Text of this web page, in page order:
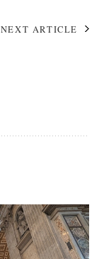
NEXT ARTICLE